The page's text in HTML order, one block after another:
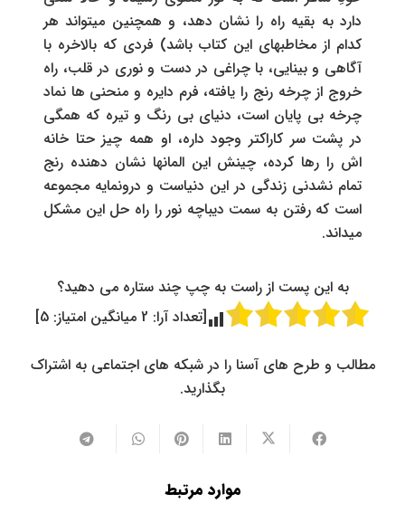
دارد به بقیه راه را نشان دهد، و همچنین میتواند هر
کدام از مخاطبهای این کتاب باشد) فردی که بالاخره با
آگاهی و بینایی، با چراغی در دست و نوری در قلب، راه
خروج از چرخه رنج را یافته، فرم دایره و منحنی ها نماد
چرخه بی پایان است، دنیای بی رنگ و تیره که همگی
در پشت سر کاراکتر وجود داره، او همه چیز حتا خانه
اش را رها کرده، چینش این المانها نشان دهنده رنج
تمام نشدنی زندگی در این دنیاست و درونمایه مجموعه
است که رفتن به سمت دیباچه نور را راه حل این مشکل
میداند.
به این پست از راست به چپ چند ستاره می دهید؟
[تعداد آرا: 2 میانگین امتیاز: 5
]
مطالب و طرح های آسنا را در شبکه های اجتماعی به اشتراک
بگذارید.
موارد مرتبط